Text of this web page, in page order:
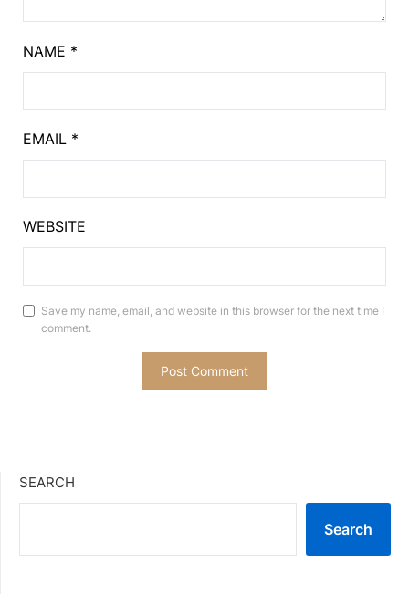
NAME *
EMAIL *
WEBSITE
Save my name, email, and website in this browser for the next time I
comment.
SEARCH
Search